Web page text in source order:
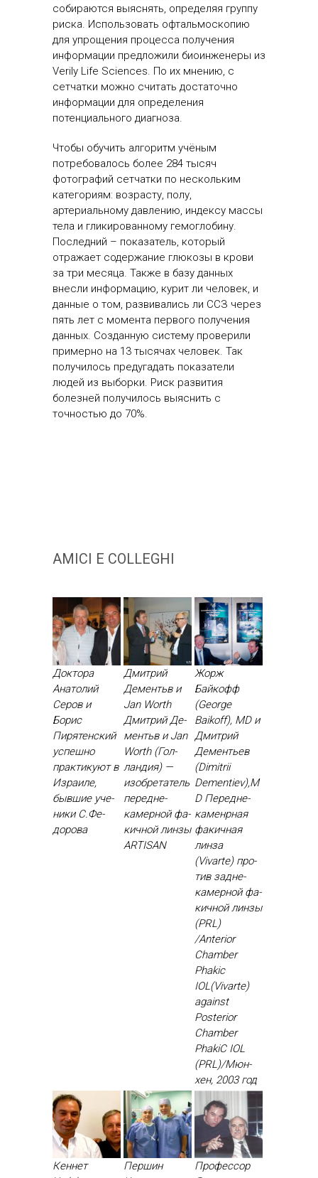
собираются выяснять, определяя группу
риска. Использовать офтальмоскопию
для упрощения процесса получения
информации предложили биоинженеры из
Verily Life Sciences. По их мнению, с
сетчатки можно считать достаточно
информации для определения
потенциального диагноза.
Чтобы обучить алгоритм учёным
потребовалось более 284 тысяч
фотографий сетчатки по нескольким
категориям: возрасту, полу,
артериальному давлению, индексу массы
тела и гликированному гемоглобину.
Последний – показатель, который
отражает содержание глюкозы в крови
за три месяца. Также в базу данных
внесли информацию, курит ли человек, и
данные о том, развивались ли ССЗ через
пять лет с момента первого получения
данных. Созданную систему проверили
примерно на 13 тысячах человек. Так
получилось предугадать показатели
людей из выборки. Риск развития
болезней получилось выяснить с
точностью до 70%.
AMICI E COLLEGHI
Доктора
Анатолий
Серов и
Борис
Пирятенский
ус­пешно
прак­ти­ку­ют в
Из­ра­иле,
быв­шие уче­
ники С.Фе­
доро­ва
Дмитрий
Дементьв и
Jan Worth
Дмит­рий Де­
ментьв и Jan
Worth (Гол­
ландия) —
изоб­ре­татель
пе­ред­не­
камер­ной фа­
кич­ной лин­зы
ARTISAN
Жорж
Байкофф
(George
Baikoff), MD и
Дмитрий
Дементьев
(Dimitrii
Dementiev),M
D Пе­ред­не­
камен­рная
фа­кич­ная
лин­за
(Vivarte) про­
тив зад­не­
камер­ной фа­
кич­ной лин­зы
(PRL)
/Anterior
Chamber
Phakic
IOL(Vivarte)
against
Posterior
Chamber
PhakiC IOL
(PRL)/Мюн­
хен, 2003 год
Кеннет
Першин
Профессор